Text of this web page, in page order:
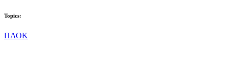
Topics:
ΠΑΟΚ